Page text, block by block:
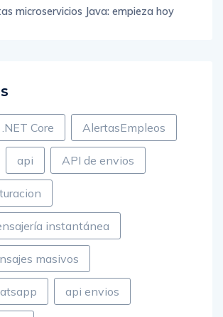
microservicios Java: empieza hoy
.NET Core AlertasEmpleos
api API de envios
instantánea
masivos
api envios